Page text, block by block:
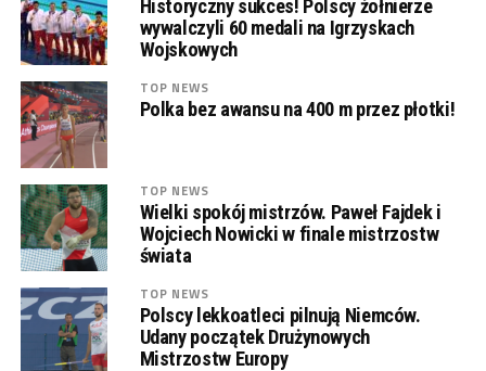
Historyczny sukces! Polscy żołnierze
wywalczyli 60 medali na Igrzyskach
Wojskowych
TOP NEWS
Polka bez awansu na 400 m przez płotki!
TOP NEWS
Wielki spokój mistrzów. Paweł Fajdek i
Wojciech Nowicki w finale mistrzostw
świata
TOP NEWS
Polscy lekkoatleci pilnują Niemców.
Udany początek Drużynowych
Mistrzostw Europy